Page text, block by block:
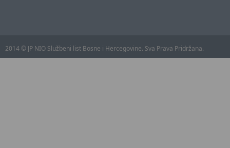
2014 © JP NIO Službeni list Bosne i Hercegovine. Sva Prava Pridržana.